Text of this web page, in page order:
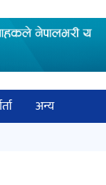
अन्य